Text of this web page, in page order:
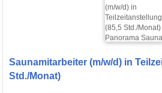
Saunamitarbeiter (m/w/d) in
Std./Monat)